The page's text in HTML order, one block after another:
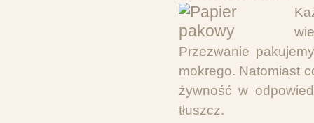
Przezwanie
mokrego. Natomiast
żywność w
tłuszcz.